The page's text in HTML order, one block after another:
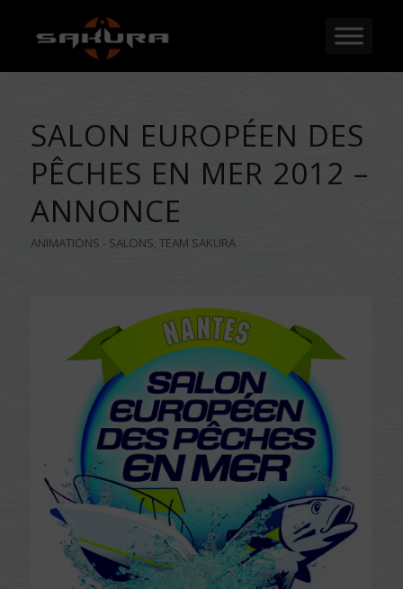
SALON EUROPÉEN DES
PÊCHES EN MER 2012 –
ANNONCE
ANIMATIONS - SALONS, TEAM SAKURA